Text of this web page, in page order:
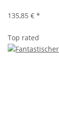
135,85 € *
Top rated